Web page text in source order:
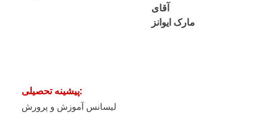
آقای
مارک ایوانز
پیشینه تحصیلی:
لیسانس آموزش و پرورش